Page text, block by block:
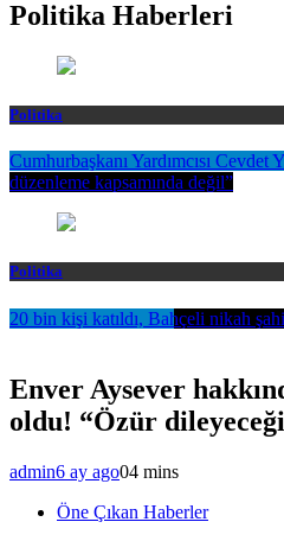
Politika Haberleri
Politika
Cumhurbaşkanı Yardımcısı
düzenleme kapsamında değil”
Politika
20 bin kişi katıldı, Bahçeli nikah
Enver Aysever
oldu! “Özür
admin6 ay ago04 mins
Öne Çıkan Haberler